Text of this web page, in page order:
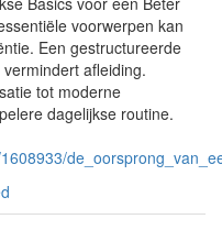
voorwerpen kan
Een gestructureerde
afleiding.
tot moderne
dagelijkse routine.